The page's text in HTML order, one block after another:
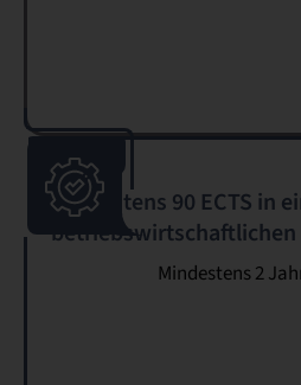
Mindestens 90 ECTS in
betriebswirtschaftlichen
Mindestens 2